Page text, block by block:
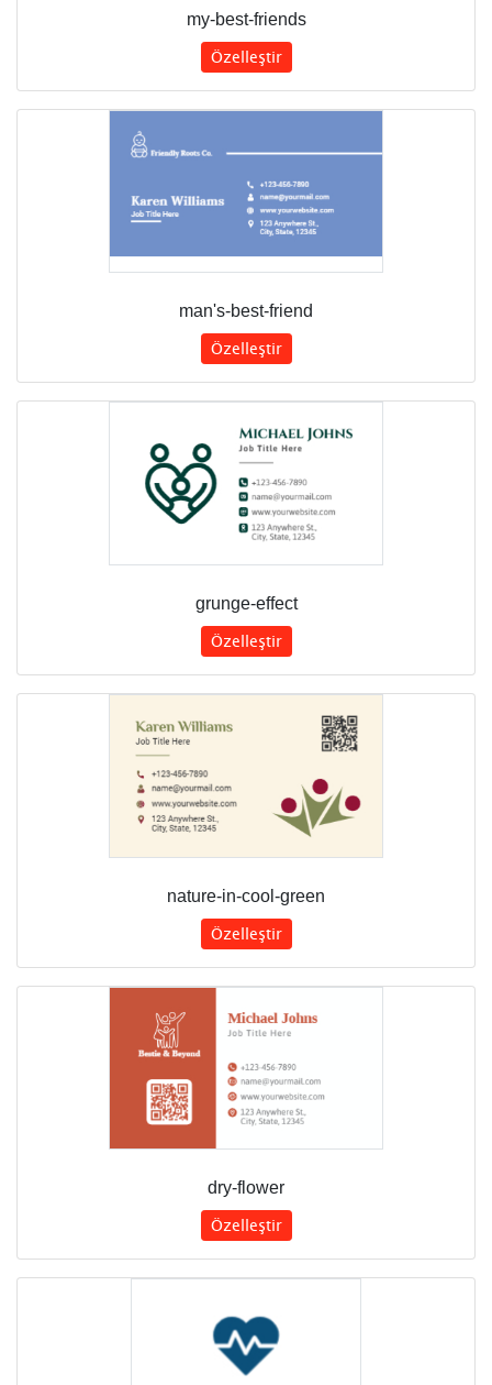
my-best-friends
Özelleştir
man's-best-friend
Özelleştir
grunge-effect
Özelleştir
nature-in-cool-green
Özelleştir
dry-flower
Özelleştir